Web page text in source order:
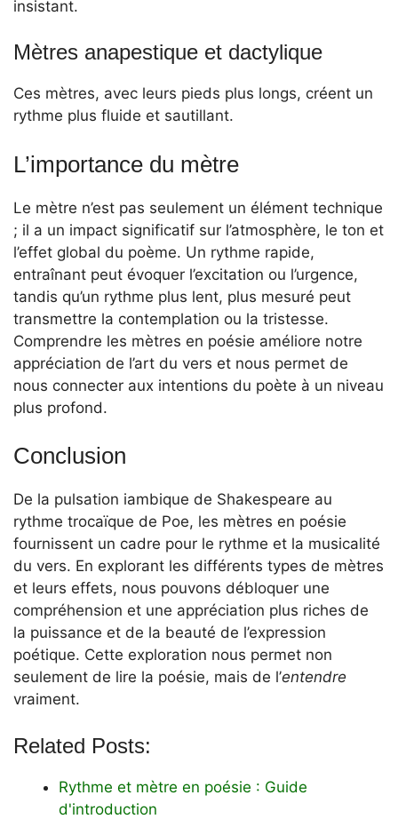
insistant.
Mètres anapestique et dactylique
Ces mètres, avec leurs pieds plus longs, créent un
rythme plus fluide et sautillant.
L’importance du mètre
Le mètre n’est pas seulement un élément technique
; il a un impact significatif sur l’atmosphère, le ton et
l’effet global du poème. Un rythme rapide,
entraînant peut évoquer l’excitation ou l’urgence,
tandis qu’un rythme plus lent, plus mesuré peut
transmettre la contemplation ou la tristesse.
Comprendre les mètres en poésie améliore notre
appréciation de l’art du vers et nous permet de
nous connecter aux intentions du poète à un niveau
plus profond.
Conclusion
De la pulsation iambique de Shakespeare au
rythme trocaïque de Poe, les mètres en poésie
fournissent un cadre pour le rythme et la musicalité
du vers. En explorant les différents types de mètres
et leurs effets, nous pouvons débloquer une
compréhension et une appréciation plus riches de
la puissance et de la beauté de l’expression
poétique. Cette exploration nous permet non
seulement de lire la poésie, mais de l’entendre
vraiment.
Related Posts:
Rythme et mètre en poésie : Guide
d'introduction